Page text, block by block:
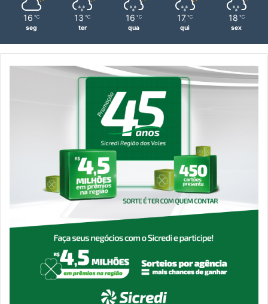
16 ℃
seg
13 ℃
ter
16 ℃
qua
17 ℃
qui
18 ℃
sex